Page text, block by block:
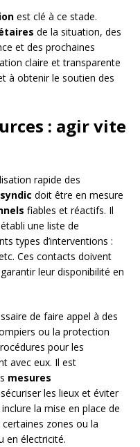
est clé à ce stade.
de la situation, des
et des prochaines
claire et transparente
à obtenir le soutien des
: agir vite
rapide des
syndic doit être en mesure
fiables et réactifs. Il
une liste de
types d’interventions :
Ces contacts doivent
leur disponibilité en
de faire appel à des
ou la protection
pour les
avec eux. Il est
mesures
les lieux et éviter
la mise en place de
zones ou la
en électricité.